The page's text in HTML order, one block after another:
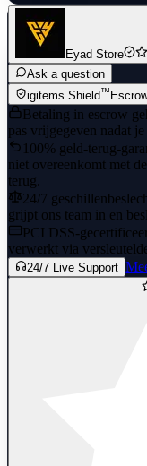
Eyad Store
Ask a question
igitems Shield™
Betaling in escrow
pas vrijgegeven nadat
100% geld-terug-
niet overeenkomt met
terug.
24/7
grijpt ons team in en
PCI DSS-
verwerkt via
24/7 Live Support